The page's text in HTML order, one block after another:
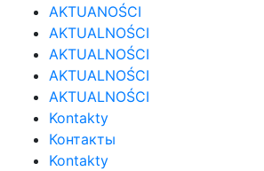
AKTUANOŚCI
AKTUALNOŚCI
AKTUALNOŚCI
AKTUALNOŚCI
AKTUALNOŚCI
Kontakty
Контакты
Kontakty